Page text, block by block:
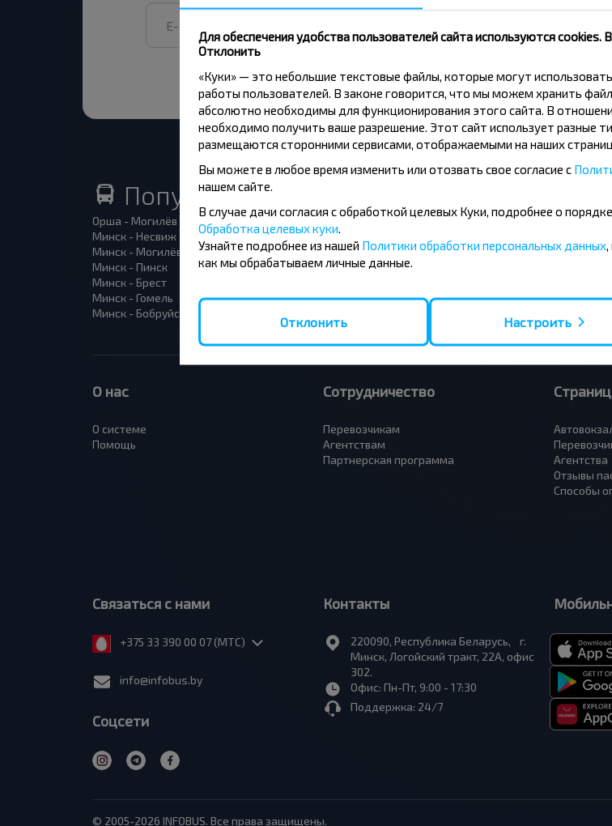
Популярные автобусные направления
Орша - Могилёв
Минск - Несвиж
Минск - Могилёв
Минск - Пинск
Минск - Брест
Минск - Гомель
Минск - Бобруйск
Минск - Барановичи
Гомель - Минск
Брест - Тересполь
Брест - Беловежская Пуща
Варшава - Минск
Вильнюс -
Полоцк -
Минск -
О нас
О системе
Помощь
Сотрудничество
Перевозчикам
Агентствам
Партнерская программа
Агентства
Отзывы
Способы
Связаться с нами
+375 33 390 00 07 (МТС)
info@infobus.by
Соцсети
Контакты
220090, Республика Беларусь, г.
Минск, Логойский тракт, 22А, офис
302.
Офис: Пн-Пт, 9:00 - 17:30
Поддержка: 24/7
© 2005-2026 INFOBUS. Все права защищены.
Для обеспечения удобства пользователей сайта используются
Отклонить
«Куки» — это небольшие текстовые файлы, которые могут
работы пользователей. В законе говорится, что мы можем хранить
абсолютно необходимы для функционирования этого сайта. В
необходимо получить ваше разрешение. Этот сайт использует разные
размещаются сторонними сервисами, отображаемыми на наших
Вы можете в любое время изменить или отозвать свое согласие с
нашем сайте.
В случае дачи согласия с обработкой целевых Куки, подробнее о
Обработка целевых куки
Узнайте подробнее из нашей Политики обработки персональных данных
как мы обрабатываем личные данные.
Отклонить Настроить